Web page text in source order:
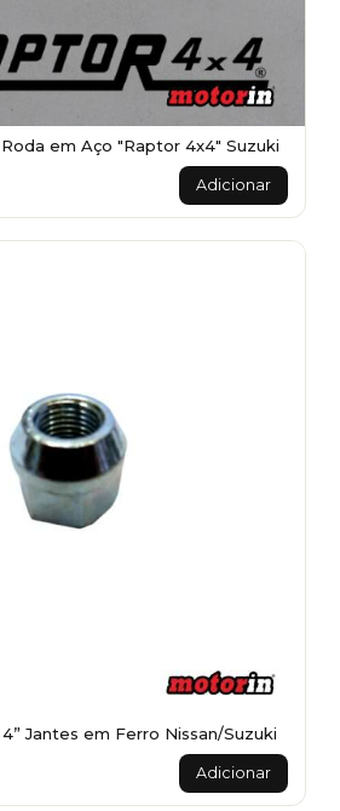
em Aço "Raptor 4x4" Suzuki
Adicionar
Jantes em Ferro Nissan/Suzuki
Adicionar